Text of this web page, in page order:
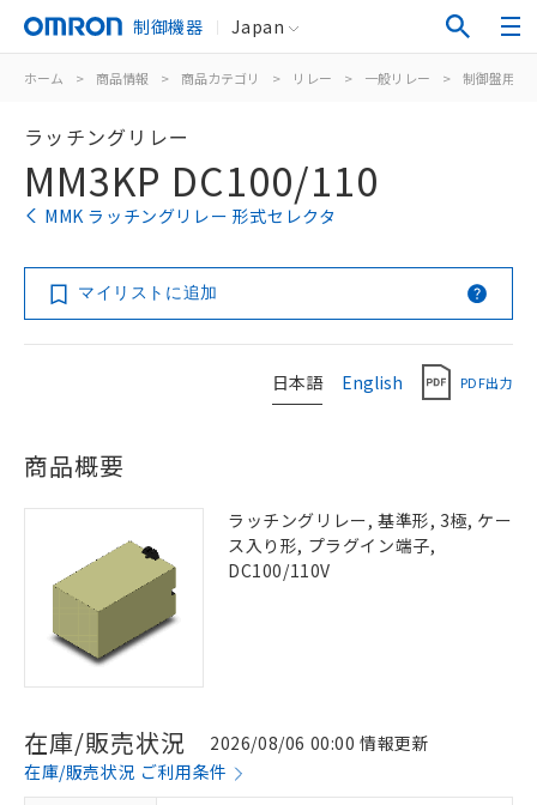
制御機器 Japan
ホーム > 商品情報 > 商品カテゴリ > リレー > 一般リレー > 制御盤用
ラッチングリレー
MM3KP DC100/110
MMK ラッチングリレー 形式セレクタ
マイリストに追加
日本語 English PDF出力
商品概要
ラッチングリレー, 基準形, 3極, ケー
ス入り形, プラグイン端子,
DC100/110V
在庫/販売状況
2026/08/06 00:00 情報更新
在庫/販売状況 ご利用条件